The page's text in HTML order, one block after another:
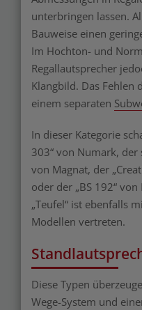
unterbringen lassen.
Bauweise einen
Im Hochton- und
Regallautsprecher
Klangbild. Das Fehlen
einem separaten
In dieser Kategorie
303“ von Numark, der
von Magnat, der
oder der „BS 192“
„Teufel“ ist ebenfalls
Modellen vertreten.
Diese Typen
Wege-System und